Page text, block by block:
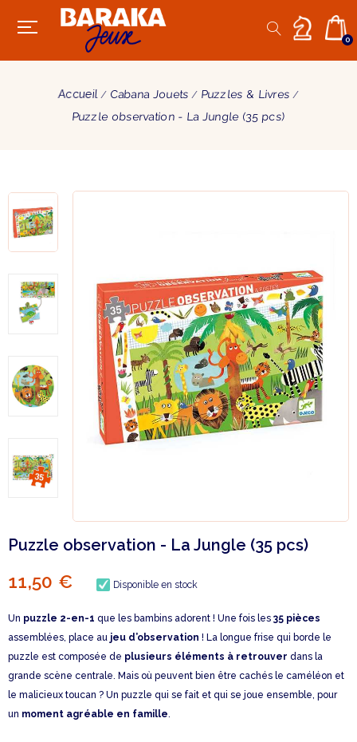
0
Accueil Cabana Jouets
Puzzles & Livres
Puzzle observation - La Jungle (35 pcs)
Puzzle observation - La Jungle (35 pcs)
11,50 € Disponible en stock
Un puzzle 2-en-1 que les bambins adorent ! Une fois les 35 pièces
assemblées, place au jeu d’observation ! La longue frise qui borde le
puzzle est composée de plusieurs éléments à retrouver dans la
grande scène centrale. Mais où peuvent bien être cachés le caméléon et
le malicieux toucan ? Un puzzle qui se fait et qui se joue ensemble, pour
un moment agréable en famille.